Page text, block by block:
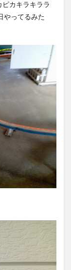
カキラキララ
やってるみた